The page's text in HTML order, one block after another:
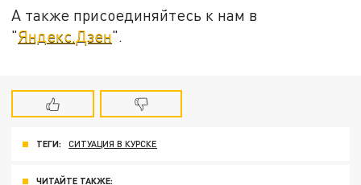
А также присоединяйтесь к нам в
"Яндекс.Дзен".
ТЕГИ: СИТУАЦИЯ В КУРСКЕ
ЧИТАЙТЕ ТАКЖЕ: